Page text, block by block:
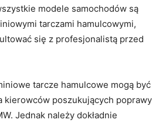
modele samochodów są
tarczami ⁢hamulcowymi,
się z profesjonalistą przed
tarcze hamulcowe mogą⁤ być
kierowców poszukujących poprawy
Jednak należy dokładnie